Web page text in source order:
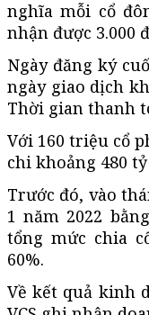
nghĩa mỗi cổ
nhận được 3.000
Ngày đăng ký
ngày giao dịch
Thời gian thanh
Với 160 triệu cổ
chi khoảng 480
Trước đó, vào
1 năm 2022
tổng mức chia
60%.
Về kết quả kinh